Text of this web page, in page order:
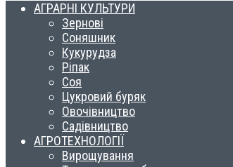
АГРАРНІ КУЛЬТУРИ
Зернові
Соняшник
Кукурудза
Ріпак
Соя
Цукровий буряк
Овочівництво
Садівництво
АГРОТЕХНОЛОГІЇ
Вирощування